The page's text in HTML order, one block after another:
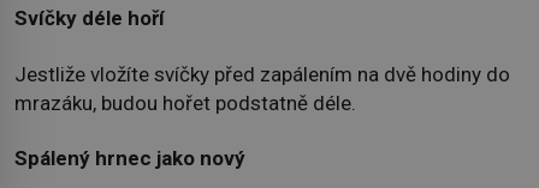
Svíčky déle hoří
Jestliže vložíte svíčky před zapálením na dvě hodiny do
mrazáku, budou hořet podstatně déle.
Spálený hrnec jako nový